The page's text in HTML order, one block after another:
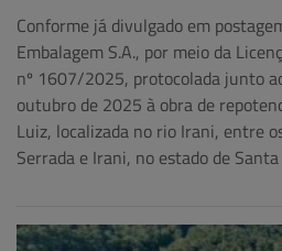
Conforme já divulgado em
Embalagem S.A., por meio da
nº 1607/2025, protocolada junto
outubro de 2025 à obra de
Luiz, localizada no rio Irani, entre
Serrada e Irani, no estado de